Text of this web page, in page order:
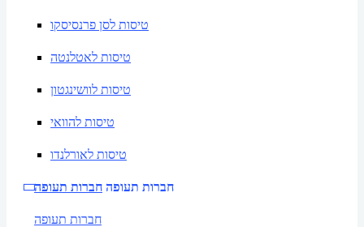
טיסות לסן פרנסיסקו
טיסות לאטלנטה
טיסות לוושינגטון
טיסות להוואי
טיסות לאורלנדו
חברות תעופה חברות תעופה
חברות תעופה